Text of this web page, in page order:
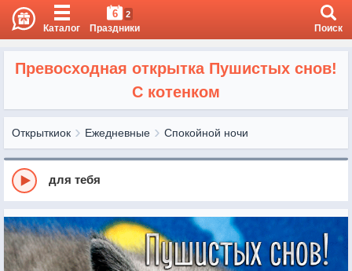
Каталог
6 2
Праздники Поиск
Превосходная открытка Пушистых снов!
С котенком
Открыткиок Ежедневные Спокойной ночи
для тебя